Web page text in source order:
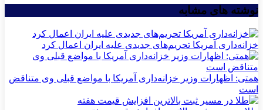
نوشته های مشابه
خزانه‌داری آمریکا تحریم‌های جدیدی علیه ایران اعمال کرد
همتی: اظهارات وزیر خزانه‌داری آمریکا با مواضع قبلی وی متناقض
است